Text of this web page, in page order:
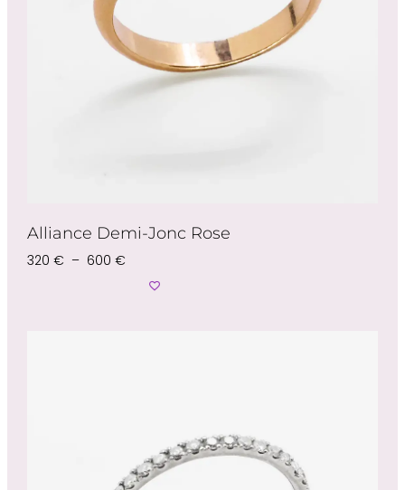
Alliance Demi-Jonc Rose
320 € – 600 €